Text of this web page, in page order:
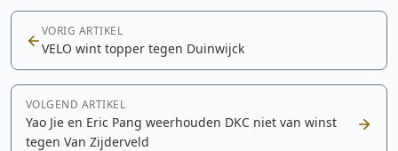
VORIG ARTIKEL
VELO wint topper tegen Duinwijck
VOLGEND ARTIKEL
Yao Jie en Eric Pang weerhouden DKC niet van winst
tegen Van Zijderveld